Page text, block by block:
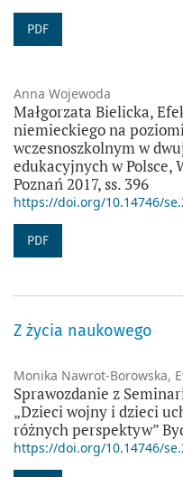
PDF
Anna Wojewoda
Małgorzata Bielicka,
niemieckiego na
wczesnoszkolnym w
edukacyjnych w Polsce,
Poznań 2017, ss. 396
https://doi.org/10.14746/
PDF
Z życia naukowego
Monika Nawrot-Borowska,
Sprawozdanie z
„Dzieci wojny i dzieci
różnych perspektyw”
https://doi.org/10.14746/